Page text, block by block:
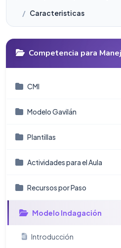
Caracteristicas
Competencia para
CMI
Modelo Gavilán
Plantillas
Actividades para el Aula
Recursos por Paso
Modelo Indagación
Introducción